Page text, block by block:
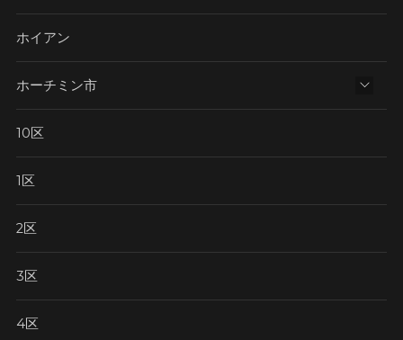
ホイアン
ホーチミン市
10区
1区
2区
3区
4区